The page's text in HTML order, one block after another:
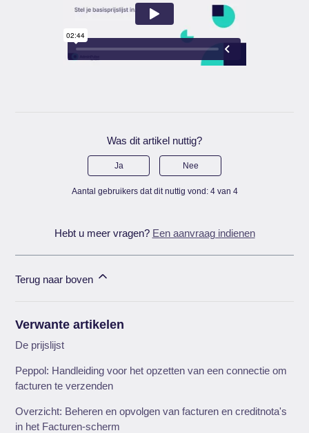
Was dit artikel nuttig?
Ja Nee
Aantal gebruikers dat dit nuttig vond: 4 van 4
Hebt u meer vragen? Een aanvraag indienen
Terug naar boven
Verwante artikelen
De prijslijst
Peppol: Handleiding voor het opzetten van een connectie om
facturen te verzenden
Overzicht: Beheren en opvolgen van facturen en creditnota's
in het Facturen-scherm